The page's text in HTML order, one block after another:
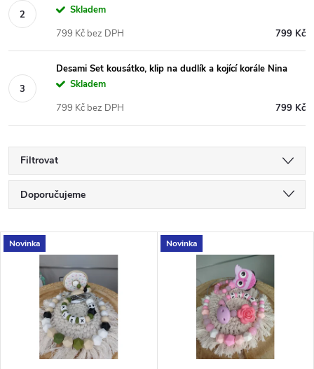
Skladem
799 Kč
799 Kč bez DPH
Desami Set kousátko, klip na dudlík a kojící korále Nina
Skladem
799 Kč
799 Kč bez DPH
Filtrovat
Ř
a
Doporučujeme
Nejdražší
Nejprodávanější
Abecedně
V
Novinka Novinka